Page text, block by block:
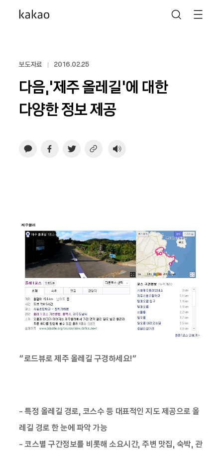
보도자료 2016.02.25
다음,‘제주 올레길’에 대한
다양한 정보 제공
“로드뷰로 제주 올레길 구경하세요!”
- 특정 올레길 경로, 코스수 등 대표적인 지도 제공으로 올
레길 경로 한 눈에 파악 가능
- 코스별 구간정보를 비롯해 소요시간, 주변 맛집, 숙박, 관